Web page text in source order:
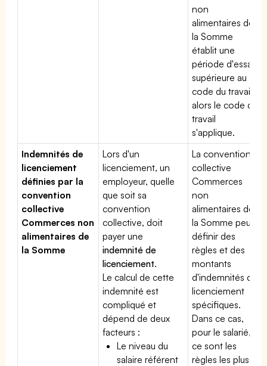
non
alimentaires de
la Somme
établit une
période d'essai
supérieure au
code du travail,
alors le code du
travail
s'applique.
Indemnités de
licenciement
définies par la
convention
collective
Commerces non
alimentaires de
la Somme
Lors d'un
licenciement, un
employeur, quelle
que soit sa
convention
collective, doit
payer une
indemnité de
licenciement.
Le calcul de cette
indemnité est
compliqué et
dépend de deux
facteurs :
Le niveau du
salaire référent
La convention
collective
Commerces
non
alimentaires de
la Somme peut
définir des
règles et des
montants
d'indemnités de
licenciement
spécifiques.
Dans ce cas,
pour le salarié,
ce sont les
règles les plus